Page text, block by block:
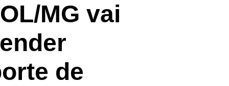
MG vai
de